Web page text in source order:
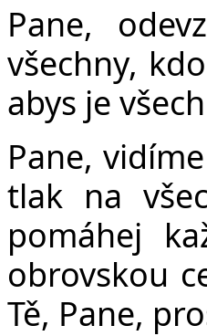
Pane,
všechny,
abys je
Pane,
tlak na
pomáhej
obrovskou
Tě, Pane,